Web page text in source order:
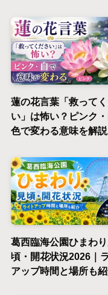
蓮の花言葉「救って
い」は怖い？ピンク
色で変わる意味を解説
葛西臨海公園ひまわ
頃・開花状況2026｜
アップ時間と場所も